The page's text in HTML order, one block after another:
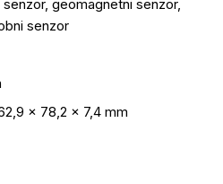
geomagnetni senzor,
senzor
× 78,2 × 7,4 mm